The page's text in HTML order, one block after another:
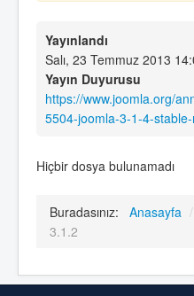
Yayınlandı
Salı, 23 Temmuz 2013
Yayın Duyurusu
https://www.joomla.org/
5504-joomla-3-1-4-
Hiçbir dosya bulunamadı
Buradasınız: Anasayfa /
3.1.2